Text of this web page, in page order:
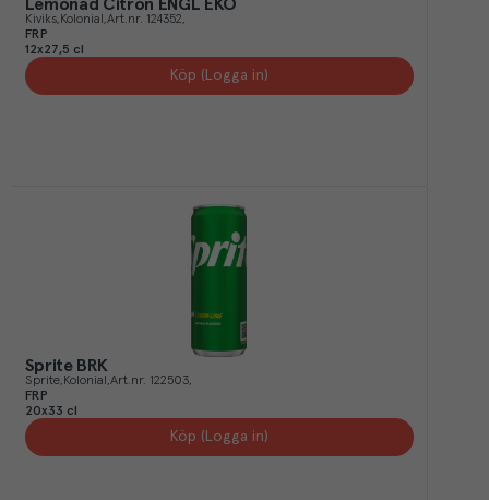
Lemonad Citron ENGL EKO
Kiviks Kolonial Art.nr. 124352
FRP
12x27,5 cl
Köp (Logga in)
Sprite BRK
Sprite Kolonial Art.nr. 122503
FRP
20x33 cl
Köp (Logga in)